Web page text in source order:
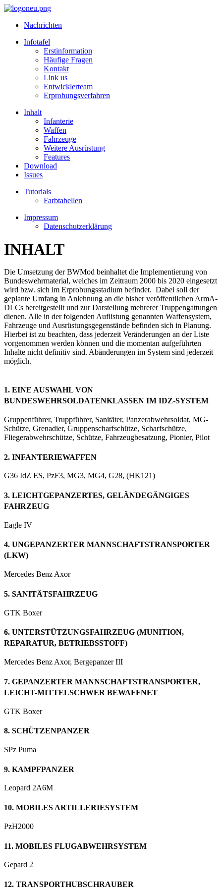
Nachrichten
Infotafel
Erstinformation
Häufige Fragen
Kontakt
Link us
Entwicklerteam
Erprobungsverfahren
Inhalt
Infanterie
Waffen
Fahrzeuge
Weitere Ausrüstung
Features
Download
Issues
Tutorials
Farbtabellen
Impressum
Datenschutzerklärung
INHALT
Die Umsetzung der BWMod beinhaltet die Implementierung von
Bundeswehrmaterial, welches im Zeitraum 2000 bis 2020 eingesetzt
wird bzw. sich im Erprobungsstadium befindet. Dabei soll der
geplante Umfang in Anlehnung an die bisher veröffentlichen ArmA-
DLCs bereitgestellt und zur Darstellung mehrerer Truppengattungen
dienen. Alle in der folgenden Auflistung genannten Waffensystem,
Fahrzeuge und Ausrüstungsgegenstände befinden sich in Planung.
Hierbei ist zu beachten, dass jederzeit Veränderungen an der Liste
vorgenommen werden können und die momentan aufgeführten
Inhalte nicht definitiv sind. Abänderungen im System sind jederzeit
möglich.
1. EINE AUSWAHL VON
BUNDESWEHRSOLDATENKLASSEN IM IDZ-SYSTEM
Gruppenführer, Truppführer, Sanitäter, Panzerabwehrsoldat, MG-
Schütze, Grenadier, Gruppenscharfschütze, Scharfschütze,
Fliegerabwehrschütze, Schütze, Fahrzeugbesatzung, Pionier, Pilot
2. INFANTERIEWAFFEN
G36 IdZ ES, PzF3, MG3, MG4, G28, (HK121)
3. LEICHTGEPANZERTES, GELÄNDEGÄNGIGES
FAHRZEUG
Eagle IV
4. UNGEPANZERTER MANNSCHAFTSTRANSPORTER
(LKW)
Mercedes Benz Axor
5. SANITÄTSFAHRZEUG
GTK Boxer
6. UNTERSTÜTZUNGSFAHRZEUG (MUNITION,
REPARATUR, BETRIEBSSTOFF)
Mercedes Benz Axor, Bergepanzer III
7. GEPANZERTER MANNSCHAFTSTRANSPORTER,
LEICHT-MITTELSCHWER BEWAFFNET
GTK Boxer
8. SCHÜTZENPANZER
SPz Puma
9. KAMPFPANZER
Leopard 2A6M
10. MOBILES ARTILLERIESYSTEM
PzH2000
11. MOBILES FLUGABWEHRSYSTEM
Gepard 2
12. TRANSPORTHUBSCHRAUBER